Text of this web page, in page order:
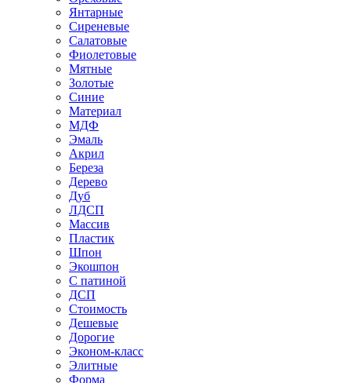
Янтарные
Сиреневые
Салатовые
Фиолетовые
Мятные
Золотые
Синие
Материал
МДФ
Эмаль
Акрил
Береза
Дерево
Дуб
ЛДСП
Массив
Пластик
Шпон
Экошпон
С патиной
ДСП
Стоимость
Дешевые
Дорогие
Эконом-класс
Элитные
Форма